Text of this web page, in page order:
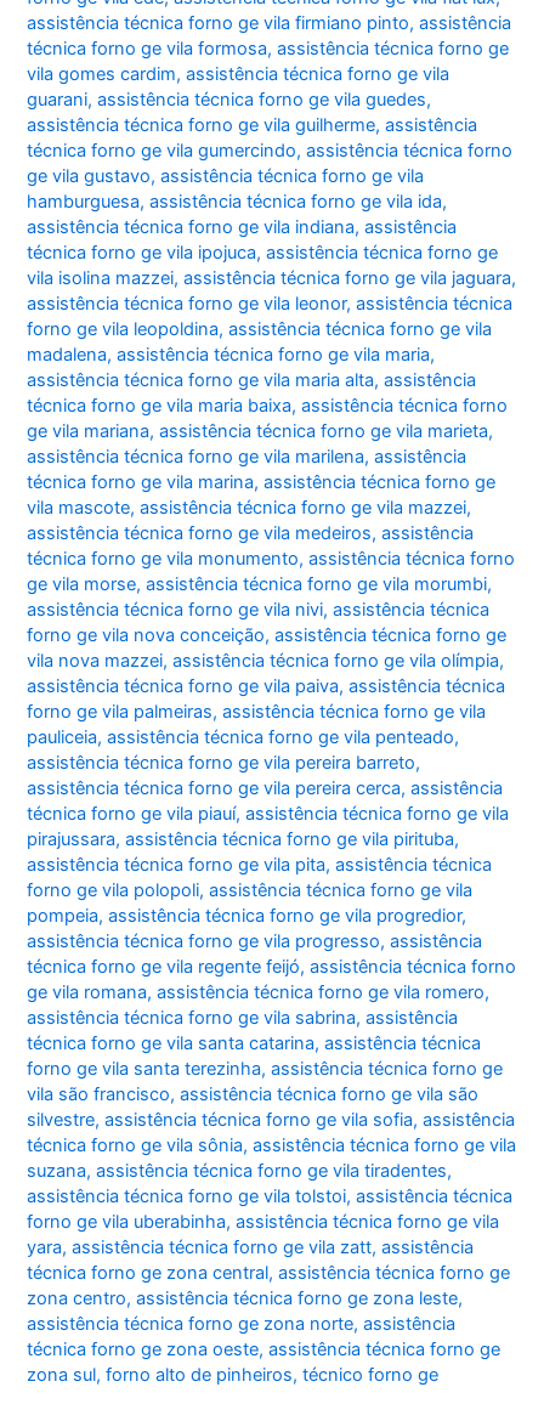
assistência técnica forno ge vila firmiano pinto,assistência
técnica forno ge vila formosa,assistência técnica forno ge
vila gomes cardim,assistência técnica forno ge vila
guarani,assistência técnica forno ge vila guedes,
assistência técnica forno ge vila guilherme,assistência
técnica forno ge vila gumercindo,assistência técnica forno
ge vila gustavo,assistência técnica forno ge vila
hamburguesa,assistência técnica forno ge vila ida,
assistência técnica forno ge vila indiana,assistência
técnica forno ge vila ipojuca,assistência técnica forno ge
vila isolina mazzei,assistência técnica forno ge vila jaguara,
assistência técnica forno ge vila leonor,assistência técnica
forno ge vila leopoldina,assistência técnica forno ge vila
madalena,assistência técnica forno ge vila maria,
assistência técnica forno ge vila maria alta,assistência
técnica forno ge vila maria baixa,assistência técnica forno
ge vila mariana,assistência técnica forno ge vila marieta,
assistência técnica forno ge vila marilena,assistência
técnica forno ge vila marina,assistência técnica forno ge
vila mascote,assistência técnica forno ge vila mazzei,
assistência técnica forno ge vila medeiros,assistência
técnica forno ge vila monumento,assistência técnica forno
ge vila morse,assistência técnica forno ge vila morumbi,
assistência técnica forno ge vila nivi,assistência técnica
forno ge vila nova conceição,assistência técnica forno ge
vila nova mazzei,assistência técnica forno ge vila olímpia,
assistência técnica forno ge vila paiva,assistência técnica
forno ge vila palmeiras,assistência técnica forno ge vila
pauliceia,assistência técnica forno ge vila penteado,
assistência técnica forno ge vila pereira barreto,
assistência técnica forno ge vila pereira cerca,assistência
técnica forno ge vila piauí,assistência técnica forno ge vila
pirajussara,assistência técnica forno ge vila pirituba,
assistência técnica forno ge vila pita,assistência técnica
forno ge vila polopoli,assistência técnica forno ge vila
pompeia,assistência técnica forno ge vila progredior,
assistência técnica forno ge vila progresso,assistência
técnica forno ge vila regente feijó,assistência técnica forno
ge vila romana,assistência técnica forno ge vila romero,
assistência técnica forno ge vila sabrina,assistência
técnica forno ge vila santa catarina,assistência técnica
forno ge vila santa terezinha,assistência técnica forno ge
vila são francisco,assistência técnica forno ge vila são
silvestre,assistência técnica forno ge vila sofia,assistência
técnica forno ge vila sônia,assistência técnica forno ge vila
suzana,assistência técnica forno ge vila tiradentes,
assistência técnica forno ge vila tolstoi,assistência técnica
forno ge vila uberabinha,assistência técnica forno ge vila
yara,assistência técnica forno ge vila zatt,assistência
técnica forno ge zona central,assistência técnica forno ge
zona centro,assistência técnica forno ge zona leste,
assistência técnica forno ge zona norte,assistência
técnica forno ge zona oeste,assistência técnica forno ge
zona sul,forno alto de pinheiros,técnico forno ge